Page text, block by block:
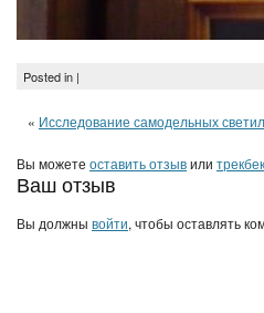
Posted in |
« Исследование самодельных
Вы можете оставить отзывили трекбек
Ваш отзыв
Вы должны войти, чтобы оставлять